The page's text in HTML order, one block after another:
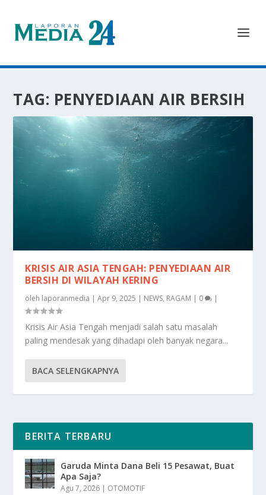
TAG: PENYEDIAAN AIR BERSIH
KRISIS AIR ASIA TENGAH: PENYEDIAAN AIR
BERSIH DI WILAYAH KERING
oleh laporanmedia |Apr 9, 2025 | NEWS, RAGAM | 0 |
Krisis Air Asia Tengah menjadi salah satu masalah
paling mendesak yang dihadapi oleh banyak negara...
BACA SELENGKAPNYA
BERITA TERBARU
Garuda Minta Dana Beli 15 Pesawat, Buat
Apa Saja?
Agu 7, 2026 | OTOMOTIF